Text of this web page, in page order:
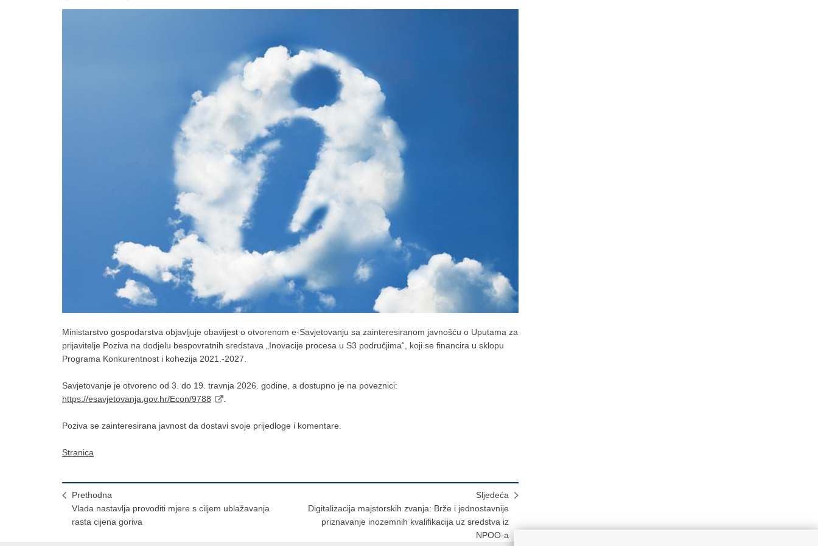
Ministarstvo gospodarstva objavljuje obavijest o otvorenom e-Savjetovanju sa zainteresiranom javnošću o Uputama za
prijavitelje Poziva na dodjelu bespovratnih sredstava „Inovacije procesa u S3 područjima“, koji se financira u sklopu
Programa Konkurentnost i kohezija 2021.-2027.
Savjetovanje je otvoreno od 3. do 19. travnja 2026. godine, a dostupno je na poveznici:
https://esavjetovanja.gov.hr/Econ/9788
Poziva se zainteresirana javnost da dostavi svoje prijedloge i komentare.
Stranica
Prethodna
Vlada nastavlja provoditi mjere s ciljem ublažavanja
rasta cijena goriva
Sljedeća
Digitalizacija majstorskih zvanja: Brže i jednostavnije
priznavanje inozemnih kvalifikacija uz sredstva iz
NPOO-a